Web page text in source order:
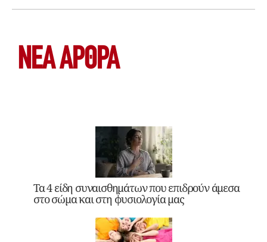
ΝΕΑ ΆΡΘΡΑ
Τα 4 είδη συναισθημάτων που επιδρούν άμεσα
στο σώμα και στη φυσιολογία μας